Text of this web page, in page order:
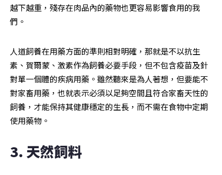
越下越重，殘存在肉品內的藥物也更容易影響食用的我
們。
人道飼養在用藥方面的準則相對明確，那就是不以抗生
素、賀爾蒙、激素作為飼養必要手段，但不包含疫苗及針
對單一個體的疾病用藥。雖然聽來是為人著想，但要能不
對家畜用藥，也就表示必須以足夠空間且符合家畜天性的
飼養，才能保持其健康穩定的生長，而不需在食物中定期
使用藥物。
3. 天然飼料